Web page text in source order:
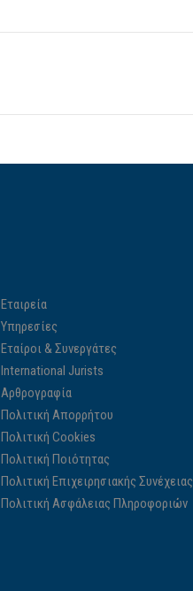
Εταιρεία
Υπηρεσίες
Εταίροι & Συνεργάτες
International Jurists
Αρθρογραφία
Πολιτική Απορρήτου
Πολιτική Cookies
Πολιτική Ποιότητας
Πολιτική Επιχειρησιακής Συνέχειας
Πολιτική Ασφάλειας Πληροφοριών